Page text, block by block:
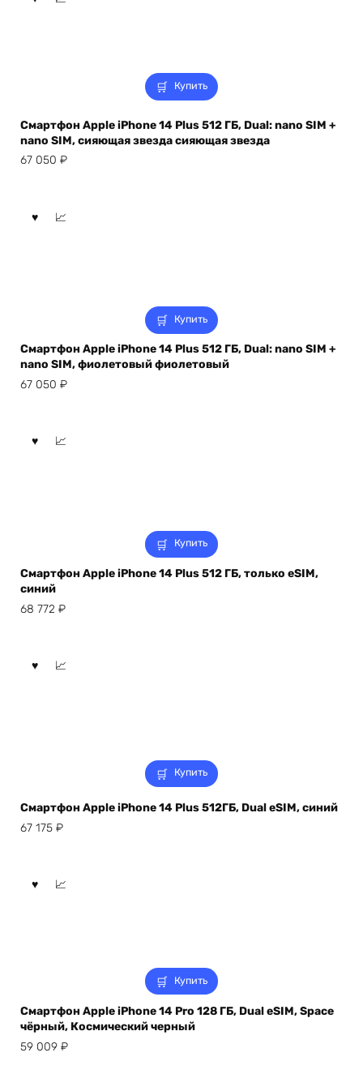
Купить
Смартфон Apple iPhone 14 Plus 512 ГБ, Dual: nano SIM +
nano SIM, сияющая звезда сияющая звезда
67 050 ₽
Купить
Смартфон Apple iPhone 14 Plus 512 ГБ, Dual: nano SIM +
nano SIM, фиолетовый фиолетовый
67 050 ₽
Купить
Смартфон Apple iPhone 14 Plus 512 ГБ, только eSIM,
синий
68 772 ₽
Купить
Смартфон Apple iPhone 14 Plus 512ГБ, Dual eSIM, синий
67 175 ₽
Купить
Смартфон Apple iPhone 14 Pro 128 ГБ, Dual eSIM, Space
чёрный, Космический черный
59 009 ₽